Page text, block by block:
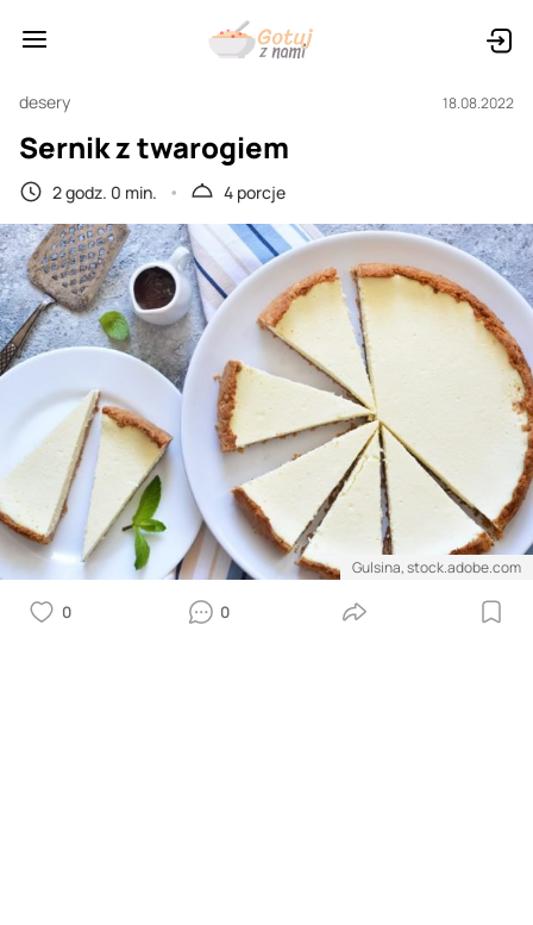
desery 18.08.2022
Sernik z twarogiem
2 godz. 0 min. 4 porcje
Gulsina, stock.adobe.com
0 0